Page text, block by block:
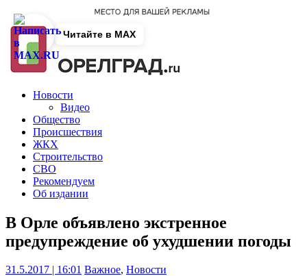
Новости
Видео
Общество
Происшествия
ЖКХ
Строительство
СВО
Рекомендуем
Об издании
В Орле объявлено экстренное
предупреждение об ухудшении погоды
31.5.2017 | 16:01 Важное, Новости
Читайте в MAX